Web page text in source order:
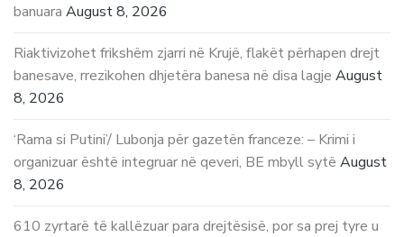
banuara August 8, 2026
Riaktivizohet frikshëm zjarri në Krujë, flakët përhapen drejt
banesave, rrezikohen dhjetëra banesa në disa lagje August
8, 2026
‘Rama si Putini’/ Lubonja për gazetën franceze: – Krimi i
organizuar është integruar në qeveri, BE mbyll sytë August
8, 2026
610 zyrtarë të kallëzuar para drejtësisë, por sa prej tyre u